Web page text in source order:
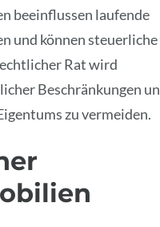
beeinflussen laufende
und können steuerliche
Rat wird
Beschränkungen
zu vermeiden.